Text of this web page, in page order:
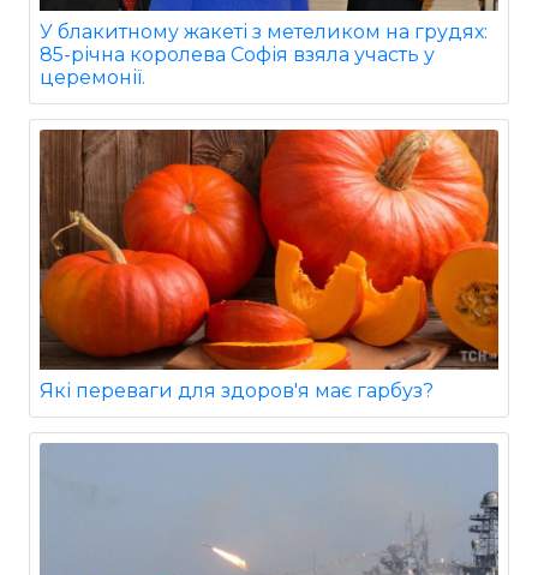
У блакитному жакеті з метеликом на грудях:
85-річна королева Софія взяла участь у
церемонії.
Які переваги для здоров'я має гарбуз?